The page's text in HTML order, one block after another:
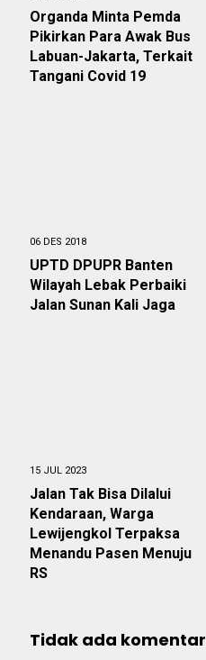
Organda Minta Pemda
Pikirkan Para Awak Bus
Labuan-Jakarta, Terkait
Tangani Covid 19
06 DES 2018
UPTD DPUPR Banten
Wilayah Lebak Perbaiki
Jalan Sunan Kali Jaga
15 JUL 2023
Jalan Tak Bisa Dilalui
Kendaraan, Warga
Lewijengkol Terpaksa
Menandu Pasen Menuju
RS
Tidak ada komentar